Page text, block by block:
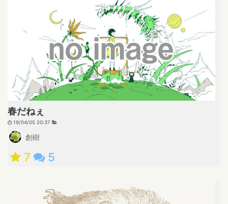
春だねぇ
19/04/05 20:37
創樹
7 5